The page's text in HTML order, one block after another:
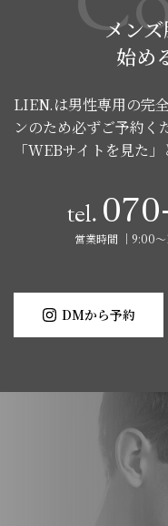
メン
始め
LIEN.は男性専用の完
ンのため必ずご予約く
「WEBサイトを見た
tel.
営業時間 │9:00～
DMから予約